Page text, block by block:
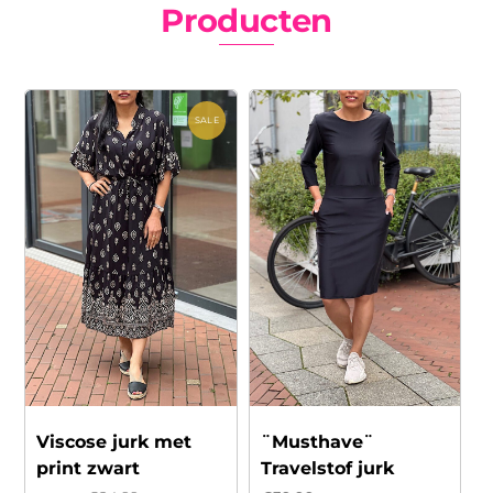
Producten
SALE
Viscose jurk met
print zwart
¨Musthave¨
Travelstof jurk